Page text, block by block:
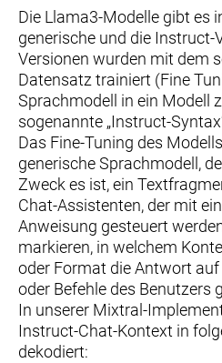
Die Llama3-Modelle gibt es
generische und die Instruct-
Versionen wurden mit dem
Datensatz trainiert (Fine
Sprachmodell in ein Modell
sogenannte „Instruct-
Das Fine-Tuning des
generische Sprachmodell,
Zweck es ist, ein
Chat-Assistenten, der mit
Anweisung gesteuert
markieren, in welchem
oder Format die Antwort
oder Befehle des Benutzers
In unserer Mixtral-
Instruct-Chat-Kontext in
dekodiert: